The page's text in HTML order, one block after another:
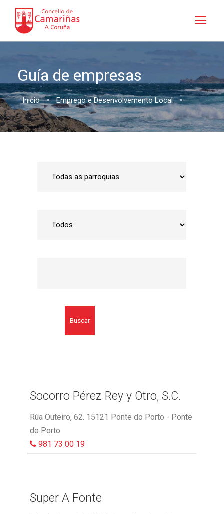
Guía de empresas
Inicio • Emprego e Desenvolvemento Local •
Buscar
Socorro Pérez Rey y Otro, S.C.
Rúa Outeiro, 62. 15121 Ponte do Porto - Ponte
do Porto
981 73 00 19
Super A Fonte